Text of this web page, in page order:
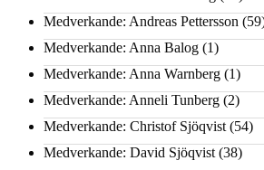
Medverkande: Andreas Pettersson
Medverkande: Anna Balog (1)
Medverkande: Anna Warnberg (1)
Medverkande: Anneli Tunberg (2)
Medverkande: Christof Sjöqvist (54)
Medverkande: David Sjöqvist (38)